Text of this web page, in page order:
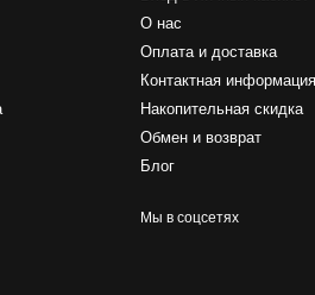
О нас
Оплата и доставка
Контактная информация
Накопительная скидка
Обмен и возврат
Блог
Мы в соцсетях